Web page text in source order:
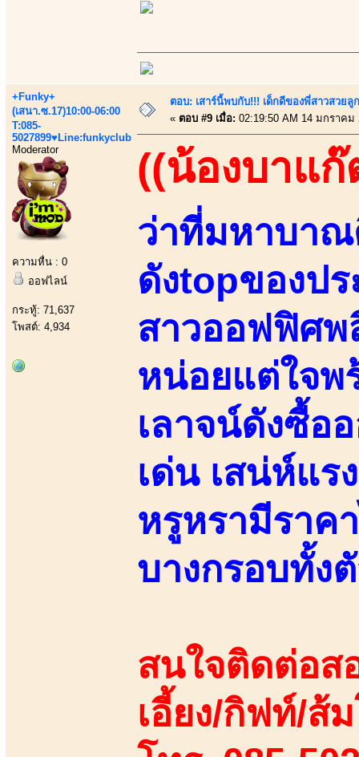
+Funky+
(เสนา.ซ.17)10:00-06:00
T:085-
5027899♥Line:funkyclub
Moderator
ความหื่น : 0
ออฟไลน์
กระทู้: 71,637
โพสต์: 4,934
ตอบ: เสาร์นี้พบกับ!!! เด็กดีของพี่สาวสวยลู
« ตอบ #9 เมื่อ: 02:19:50 AM 14 มกราคม
((น้องบาแก๊
ว่าที่มหาบา
ดังtopของป
สาวออฟฟิศพ
หน่อยแต่ใจพ
เลาจน์ดังซื้อ
เด่น เสน่ห์แ
หรูหรามีราค
บางกรอบทั้ง
สนใจติดต่อส
เอี้ยง/กิฟท์/ส้